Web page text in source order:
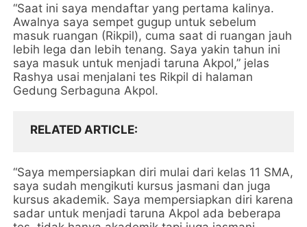
“Saat ini saya mendaftar yang pertama kalinya.
Awalnya saya sempet gugup untuk sebelum
masuk ruangan (Rikpil), cuma saat di ruangan jauh
lebih lega dan lebih tenang. Saya yakin tahun ini
saya masuk untuk menjadi taruna Akpol,” jelas
Rashya usai menjalani tes Rikpil di halaman
Gedung Serbaguna Akpol.
RELATED ARTICLE
“Saya mempersiapkan diri mulai dari kelas 11 SMA,
saya sudah mengikuti kursus jasmani dan juga
kursus akademik. Saya mempersiapkan diri karena
sadar untuk menjadi taruna Akpol ada beberapa